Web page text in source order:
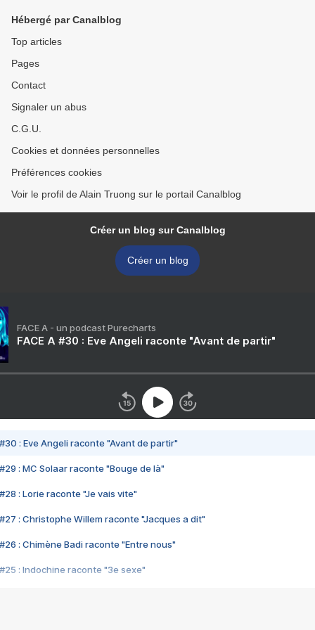
Hébergé par Canalblog
Top articles
Pages
Contact
Signaler un abus
C.G.U.
Cookies et données personnelles
Préférences cookies
Voir le profil de Alain Truong sur le portail Canalblog
Créer un blog sur Canalblog
Créer un blog
FACE A - un podcast Purecharts
FACE A #30 : Eve Angeli raconte "Avant de partir"
#30 : Eve Angeli raconte "Avant de partir"
#29 : MC Solaar raconte "Bouge de là"
#28 : Lorie raconte "Je vais vite"
#27 : Christophe Willem raconte "Jacques a dit"
#26 : Chimène Badi raconte "Entre nous"
#25 : Indochine raconte "3e sexe"